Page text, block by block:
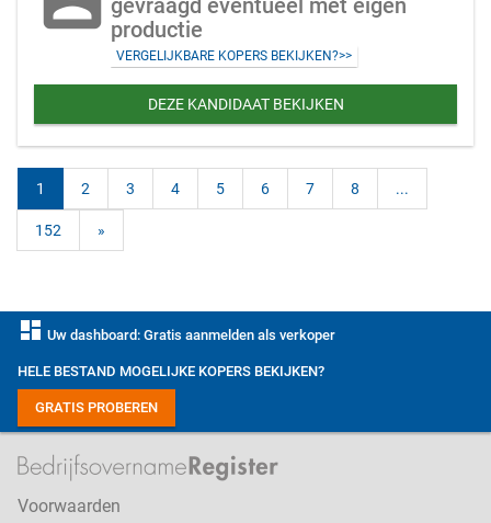
gevraagd eventueel met eigen
productie
VERGELIJKBARE KOPERS BEKIJKEN?>>
DEZE KANDIDAAT BEKIJKEN
1 2 3 4 5 6 7 8 ...
152 »
dashboard Uw dashboard: Gratis aanmelden als verkoper
HELE BESTAND MOGELIJKE KOPERS BEKIJKEN?
GRATIS PROBEREN
Voorwaarden